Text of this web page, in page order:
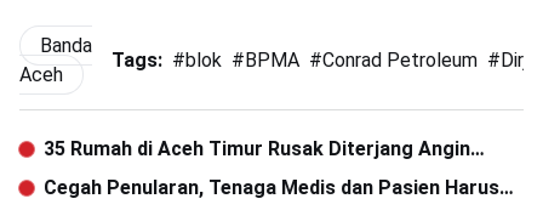
Banda
Aceh
Tags: #blok # BPMA #Conrad Petroleum #
35 Rumah di Aceh Timur Rusak Diterjang Angin
Kencang
Cegah Penularan, Tenaga Medis dan Pasien Harus